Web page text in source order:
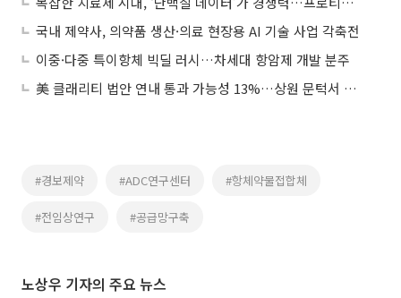
국내 제약사, 의약품 생산·의료 현장용 AI 기술 사업 각축전
이중·다중 특이항체 빅딜 러시…차세대 항암제 개발 분주
美 클래리티 법안 연내 통과 가능성 13%…상원 문턱서 제동
#경보제약 #ADC연구센터 #항체약물접합체
#전임상연구 #공급망구축
노상우 기자의 주요 뉴스